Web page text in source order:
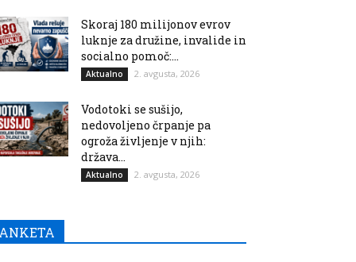
Skoraj 180 milijonov evrov
luknje za družine, invalide in
socialno pomoč:...
Aktualno 2. avgusta, 2026
Vodotoki se sušijo,
nedovoljeno črpanje pa
ogroža življenje v njih:
država...
Aktualno 2. avgusta, 2026